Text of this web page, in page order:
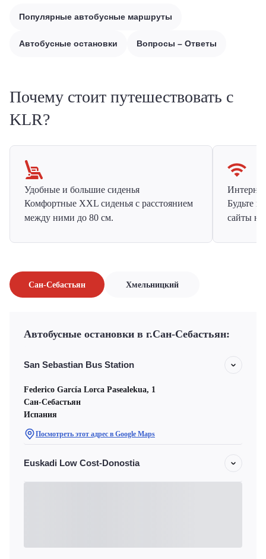
Популярные автобусные маршруты
Автобусные остановки Вопросы – Ответы
Почему стоит путешествовать с
KLR?
Удобные и большие сиденья
Комфортные XXL сиденья с расстоянием
между ними до 80 см.
Будьте
сайты на
Сан-Себастьян Хмельницкий
Автобусные остановки в г.Сан-Себастьян:
San Sebastian Bus Station
Federico García Lorca Pasealekua, 1
Сан-Себастьян
Испания
Посмотреть этот адрес в Google Maps
Euskadi Low Cost-Donostia